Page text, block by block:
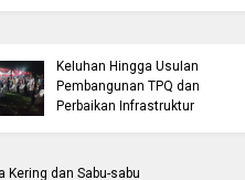
Keluhan Hingga Usulan
Pembangunan TPQ dan
Perbaikan Infrastruktur